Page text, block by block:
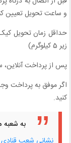
و ساعت تحویل تعیین
زیر 5 کیلوگرم)
پس از پرداخت
اگر موفق به پرداخت
کنید.
به شعبه